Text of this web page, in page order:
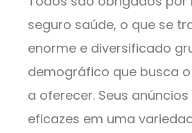
seguro saúde, o que se
enorme e diversificado
demográfico que busca
a oferecer. Seus
eficazes em uma